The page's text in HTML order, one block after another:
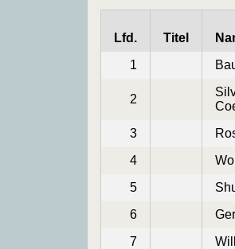
Lfd. Titel
1
2
3
4
5
6
7